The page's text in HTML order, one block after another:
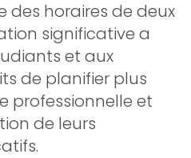
horaires de deux
significative a
et aux
de planifier plus
professionnelle et
de leurs